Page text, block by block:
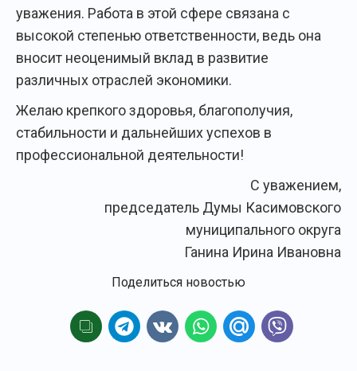
уважения. Работа в этой сфере связана с
высокой степенью ответственности, ведь она
вносит неоценимый вклад в развитие
различных отраслей экономики.
Желаю крепкого здоровья, благополучия,
стабильности и дальнейших успехов в
профессиональной деятельности!
С уважением,
председатель Думы Касимовского
муниципального округа
Ганина Ирина Ивановна
Поделиться новостью